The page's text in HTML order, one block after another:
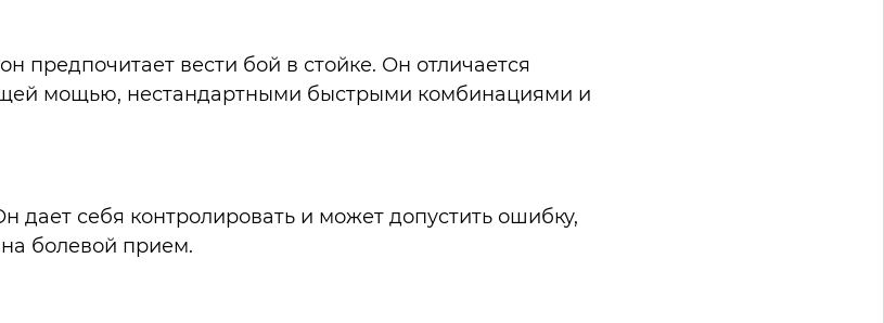
предпочитает вести бой в стойке. Он отличается
мощью, нестандартными быстрыми комбинациями и
дает себя контролировать и может допустить ошибку,
болевой прием.